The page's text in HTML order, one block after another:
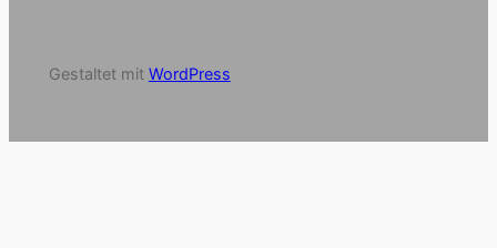
Gestaltet mit WordPress